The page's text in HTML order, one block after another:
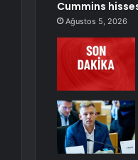
Cummins
Ağustos 5, 2026